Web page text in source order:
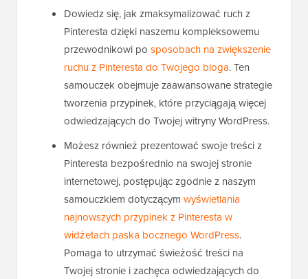
Dowiedz się, jak zmaksymalizować ruch z
Pinteresta dzięki naszemu kompleksowemu
przewodnikowi po sposobach na zwiększenie
ruchu z Pinteresta do Twojego bloga. Ten
samouczek obejmuje zaawansowane strategie
tworzenia przypinek, które przyciągają więcej
odwiedzających do Twojej witryny WordPress.
Możesz również prezentować swoje treści z
Pinteresta bezpośrednio na swojej stronie
internetowej, postępując zgodnie z naszym
samouczkiem dotyczącym wyświetlania
najnowszych przypinek z Pinteresta w
widżetach paska bocznego WordPress.
Pomaga to utrzymać świeżość treści na
Twojej stronie i zachęca odwiedzających do